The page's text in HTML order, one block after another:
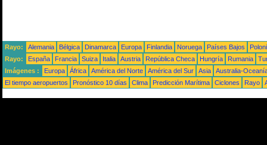
Rayo: Alemania Bélgica Dinamarca Europa Finlandia Noruega Países Bajos
Rayo:
España Francia Suiza Italia Austria República Checa Hungría Rumania
Imágenes :
Europa África América del Norte América del Sur Asia
Australia-
El tiempo aeropuertos
Pronóstico 10 días Clima Predicción Marítima Ciclones Rayo